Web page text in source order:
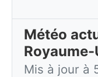
Météo
Royaume-
Mis à jour à